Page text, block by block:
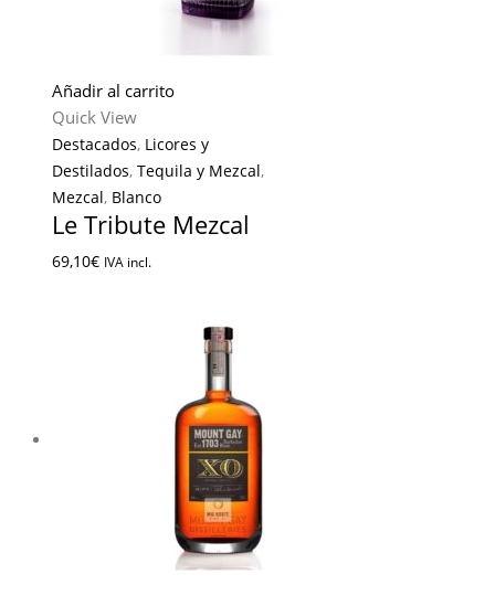
Añadir al carrito
Quick View
Destacados, Licores y
Destilados, Tequila y Mezcal,
Mezcal, Blanco
Le Tribute Mezcal
69,10€ IVA incl.